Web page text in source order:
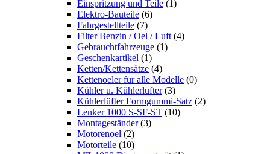
Einspritzung und Teile (1)
Elektro-Bauteile (6)
Fahrgestellteile (7)
Filter Benzin / Oel / Luft (4)
Gebrauchtfahrzeuge (1)
Geschenkartikel (1)
Ketten/Kettensätze (4)
Kettenoeler für alle Modelle (0)
Kühler u. Kühlerlüfter (3)
Kühlerlüfter Formgummi-Satz (2)
Lenker 1000 S-SF-ST (10)
Montageständer (3)
Motorenoel (2)
Motorteile (10)